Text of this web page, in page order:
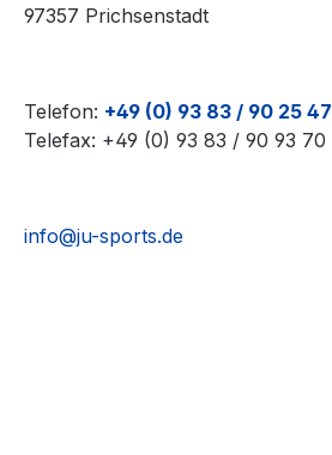
97357 Prichsenstadt
Telefon: +49 (0) 93 83 / 90 25 47
Telefax: +49 (0) 93 83 / 90 93 70
info@ju-sports.de